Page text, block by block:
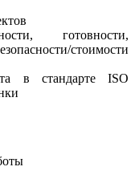
готовности,
стоимости
в стандарте ISO